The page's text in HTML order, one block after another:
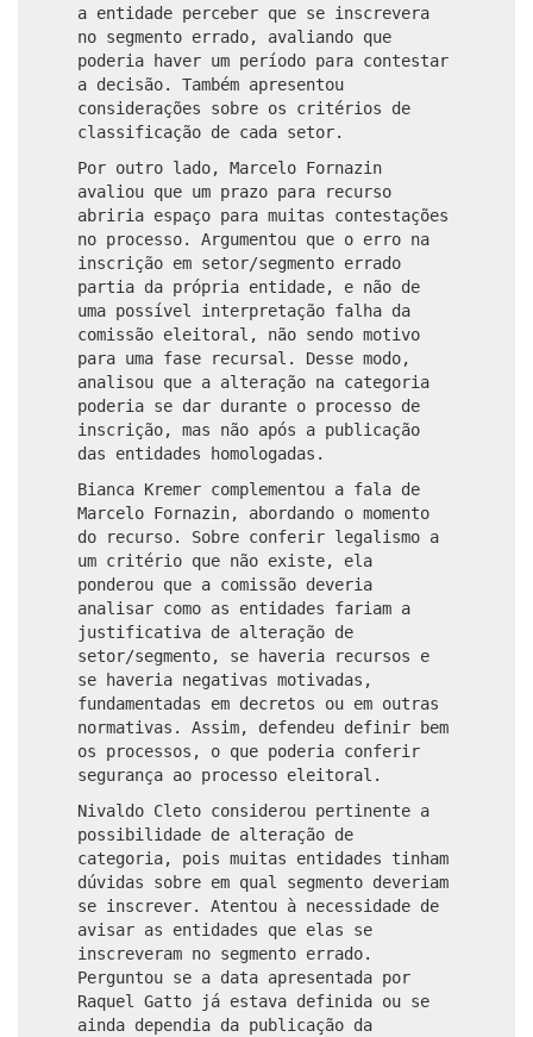
a entidade perceber que se inscrevera
no segmento errado, avaliando que
poderia haver um período para contestar
a decisão. Também apresentou
considerações sobre os critérios de
classificação de cada setor.
Por outro lado, Marcelo Fornazin
avaliou que um prazo para recurso
abriria espaço para muitas contestações
no processo. Argumentou que o erro na
inscrição em setor/segmento errado
partia da própria entidade, e não de
uma possível interpretação falha da
comissão eleitoral, não sendo motivo
para uma fase recursal. Desse modo,
analisou que a alteração na categoria
poderia se dar durante o processo de
inscrição, mas não após a publicação
das entidades homologadas.
Bianca Kremer complementou a fala de
Marcelo Fornazin, abordando o momento
do recurso. Sobre conferir legalismo a
um critério que não existe, ela
ponderou que a comissão deveria
analisar como as entidades fariam a
justificativa de alteração de
setor/segmento, se haveria recursos e
se haveria negativas motivadas,
fundamentadas em decretos ou em outras
normativas. Assim, defendeu definir bem
os processos, o que poderia conferir
segurança ao processo eleitoral.
Nivaldo Cleto considerou pertinente a
possibilidade de alteração de
categoria, pois muitas entidades tinham
dúvidas sobre em qual segmento deveriam
se inscrever. Atentou à necessidade de
avisar as entidades que elas se
inscreveram no segmento errado.
Perguntou se a data apresentada por
Raquel Gatto já estava definida ou se
ainda dependia da publicação da